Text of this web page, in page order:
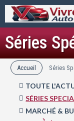
Séries
Accueil Séries
TOUTE
SÉRIES
MARCHÉ &